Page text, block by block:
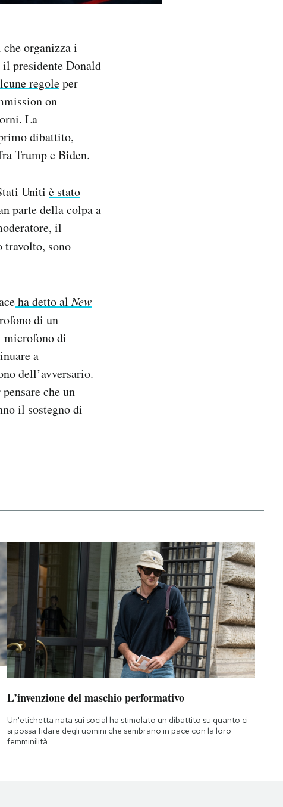
organizza i
presidente Donald
regoleper
on
La
dibattito,
Trump e Biden.
Uniti è stato
parte della colpa a
il
travolto, sono
ha detto alNew
di un
microfono di
a
dell’avversario.
che un
il sostegno di
L’invenzione del maschio performativo
Un'etichetta nata sui social ha stimolato un dibattito su quanto ci
si possa fidare degli uomini che sembrano in pace con la loro
femminilità